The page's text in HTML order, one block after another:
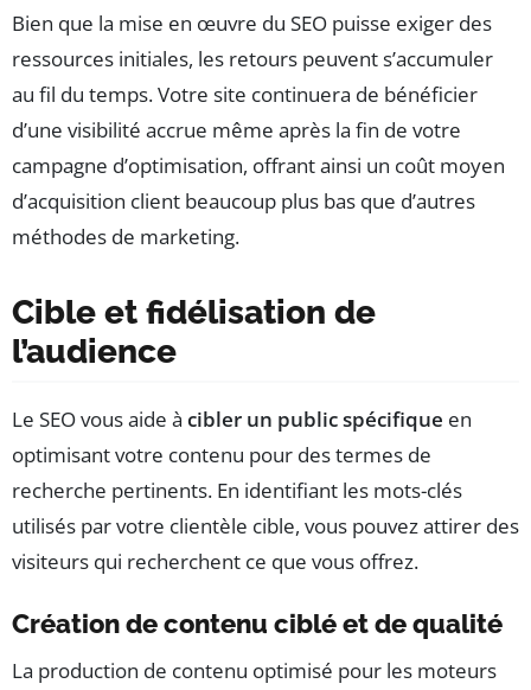
Bien que la mise en œuvre du SEO puisse exiger des
ressources initiales, les retours peuvent s’accumuler
au fil du temps. Votre site continuera de bénéficier
d’une visibilité accrue même après la fin de votre
campagne d’optimisation, offrant ainsi un coût moyen
d’acquisition client beaucoup plus bas que d’autres
méthodes de marketing.
Cible et fidélisation de
l’audience
Le SEO vous aide à cibler un public spécifique en
optimisant votre contenu pour des termes de
recherche pertinents. En identifiant les mots-clés
utilisés par votre clientèle cible, vous pouvez attirer des
visiteurs qui recherchent ce que vous offrez.
Création de contenu ciblé et de qualité
La production de contenu optimisé pour les moteurs